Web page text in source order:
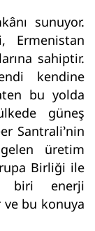
sunuyor.
Ermenistan
sahiptir.
kendine
bu yolda
güneş
Santrali’nin
üretim
Birliği ile
biri enerji
ve bu konuya